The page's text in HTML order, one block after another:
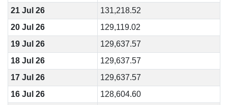
21 Jul 26
131,218.52
20 Jul 26
129,119.02
19 Jul 26
129,637.57
18 Jul 26
129,637.57
17 Jul 26
129,637.57
16 Jul 26
128,604.60